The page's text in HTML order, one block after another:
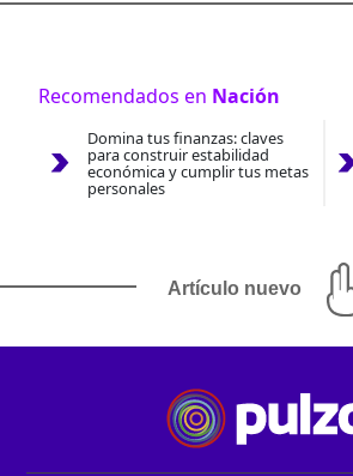
Recomendados en Nación
Domina tus finanzas: claves
para construir estabilidad
económica y cumplir tus metas
personales
Artículo nuevo